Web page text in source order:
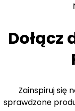
Dołącz
Zainspiruj się
sprawdzone